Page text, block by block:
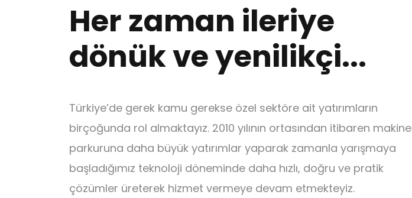
Her zaman ileriye
dönük ve yenilikçi...
Türkiye’de gerek kamu gerekse özel sektöre ait yatırımların
birçoğunda rol almaktayız. 2010 yılının ortasından itibaren makine
parkuruna daha büyük yatırımlar yaparak zamanla yarışmaya
başladığımız teknoloji döneminde daha hızlı, doğru ve pratik
çözümler üreterek hizmet vermeye devam etmekteyiz.